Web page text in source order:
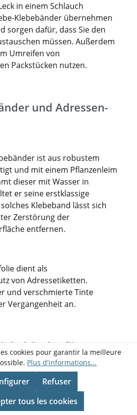
in einem Schlauch
Klebebänder übernehmen
sorgen dafür, dass Sie den
müssen. Außerdem
Umreifen von
Packstücken nutzen.
und Adressen-
ist aus robustem
und mit einem Pflanzenleim
dieser mit Wasser in
er seine erstklassige
Klebeband lässt sich
Zerstörung der
entfernen.
dient als
von Adressetiketten.
und verschmierte Tinte
Vergangenheit an.
für
Markierungen
erhalten Sie in unserem
Neon-Farben und
cookies pour garantir la meilleure
Plus d'informations...
Refuser
tous les cookies